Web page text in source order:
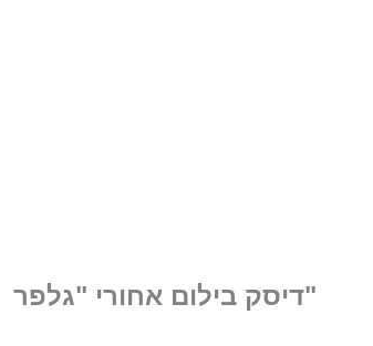
"דיסק בילום אחורי "גלפר